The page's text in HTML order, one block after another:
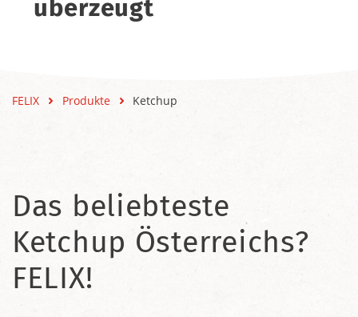
überzeugt
FELIX Produkte Ketchup
Das beliebteste
Ketchup Österreichs?
FELIX!